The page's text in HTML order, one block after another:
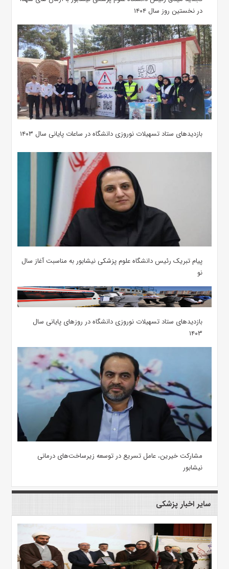
در نخستین روز سال ۱۴۰۴
بازدیدهای ستاد تسهیلات نوروزی دانشگاه در ساعات پایانی سال ۱۴۰۳
پیام تبریک رئیس دانشگاه علوم پزشکی نیشابور به مناسبت آغاز سال
نو
بازدیدهای ستاد تسهیلات نوروزی دانشگاه در روزهای پایانی سال
۱۴۰۳
مشارکت خیرین، عامل تسریع در توسعه زیرساخت‌های درمانی
نیشابور
سایر اخبار پزشکی